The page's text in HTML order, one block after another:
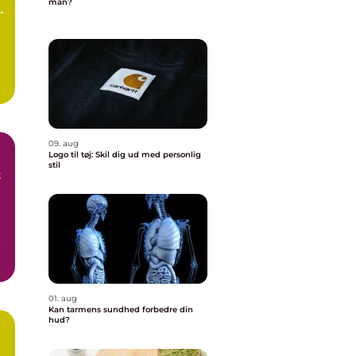
09. aug
Logo til tøj: Skil dig ud med personlig
stil
01. aug
Kan tarmens sundhed forbedre din
hud?